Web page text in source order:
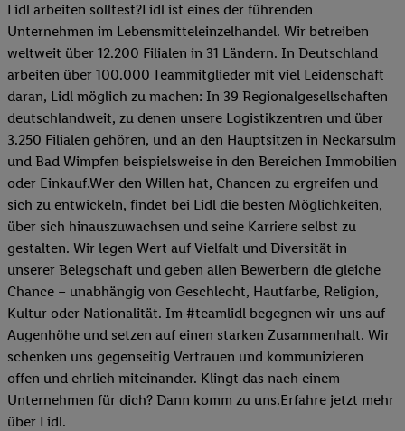
Lidl arbeiten solltest?Lidl ist eines der führenden
Unternehmen im Lebensmitteleinzelhandel. Wir betreiben
weltweit über 12.200 Filialen in 31 Ländern. In Deutschland
arbeiten über 100.000 Teammitglieder mit viel Leidenschaft
daran, Lidl möglich zu machen: In 39 Regionalgesellschaften
deutschlandweit, zu denen unsere Logistikzentren und über
3.250 Filialen gehören, und an den Hauptsitzen in Neckarsulm
und Bad Wimpfen beispielsweise in den Bereichen Immobilien
oder Einkauf.Wer den Willen hat, Chancen zu ergreifen und
sich zu entwickeln, findet bei Lidl die besten Möglichkeiten,
über sich hinauszuwachsen und seine Karriere selbst zu
gestalten. Wir legen Wert auf Vielfalt und Diversität in
unserer Belegschaft und geben allen Bewerbern die gleiche
Chance – unabhängig von Geschlecht, Hautfarbe, Religion,
Kultur oder Nationalität. Im #teamlidl begegnen wir uns auf
Augenhöhe und setzen auf einen starken Zusammenhalt. Wir
schenken uns gegenseitig Vertrauen und kommunizieren
offen und ehrlich miteinander. Klingt das nach einem
Unternehmen für dich? Dann komm zu uns.​Erfahre jetzt mehr
über Lidl.